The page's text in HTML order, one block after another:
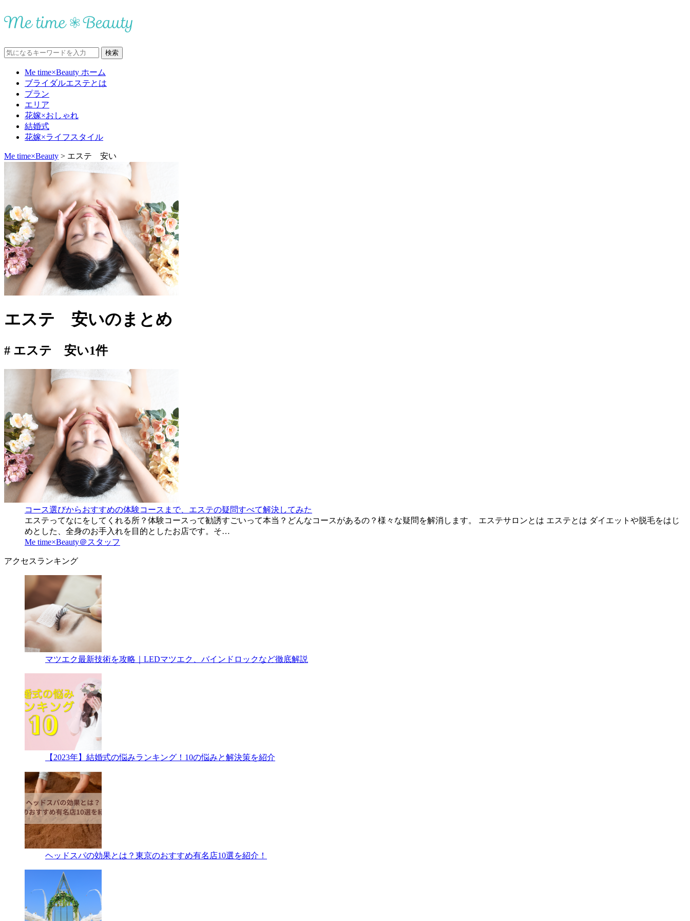
Me time×Beauty ホーム
ブライダルエステとは
プラン
エリア
花嫁×おしゃれ
結婚式
花嫁×ライフスタイル
Me time×Beauty > エステ 安い
エステ 安いのまとめ
# エステ 安い1件
コース選びからおすすめの体験コースまで、エステの疑問すべて解決してみた
エステってなにをしてくれる所？体験コースって勧誘すごいって本当？どんなコースがあるの？様々な疑問を解消します。 エステサロンとは エステとは ダイエットや脱毛をはじ
めとした、全身のお手入れを目的としたお店です。そ…
Me time×Beauty＠スタッフ
アクセスランキング
マツエク最新技術を攻略｜LEDマツエク、バインドロックなど徹底解説
【2023年】結婚式の悩みランキング！10の悩みと解決策を紹介
ヘッドスパの効果とは？東京のおすすめ有名店10選を紹介！